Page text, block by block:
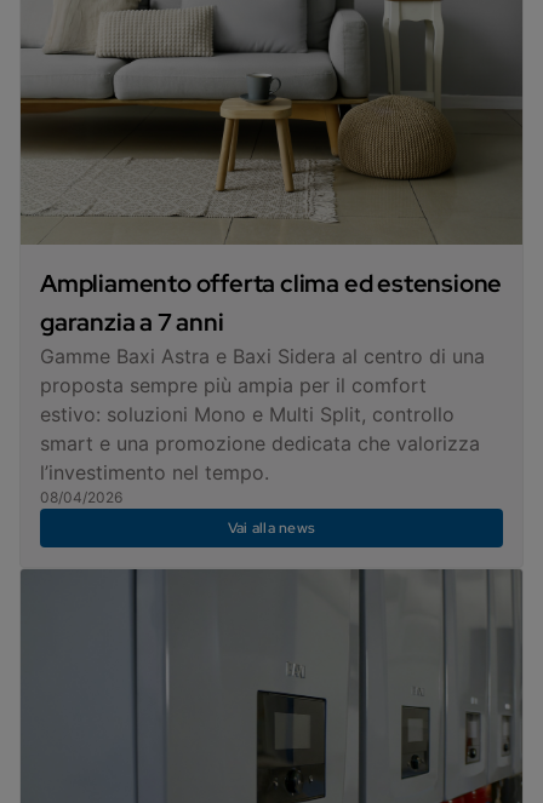
Ampliamento offerta clima ed estensione
garanzia a 7 anni
Gamme Baxi Astra e Baxi Sidera al centro di una
proposta sempre più ampia per il comfort
estivo: soluzioni Mono e Multi Split, controllo
smart e una promozione dedicata che valorizza
l’investimento nel tempo.
08/04/2026
Vai alla news